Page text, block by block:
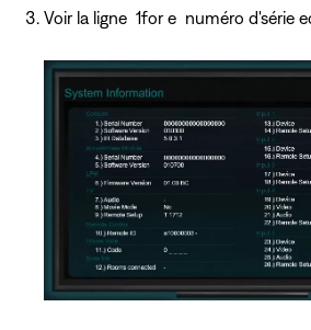
Voir la ligne 1for e numéro d'série